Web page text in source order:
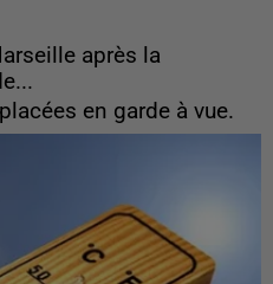
après la
en garde à vue.